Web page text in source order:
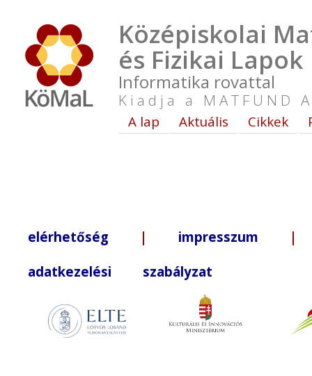
Középiskolai
és Fizikai Lapok
Informatika rovattal
Kiadja a MATFUND
A lap Aktuális Cikkek
elérhetőség | impresszum |
adatkezelési szabályzat